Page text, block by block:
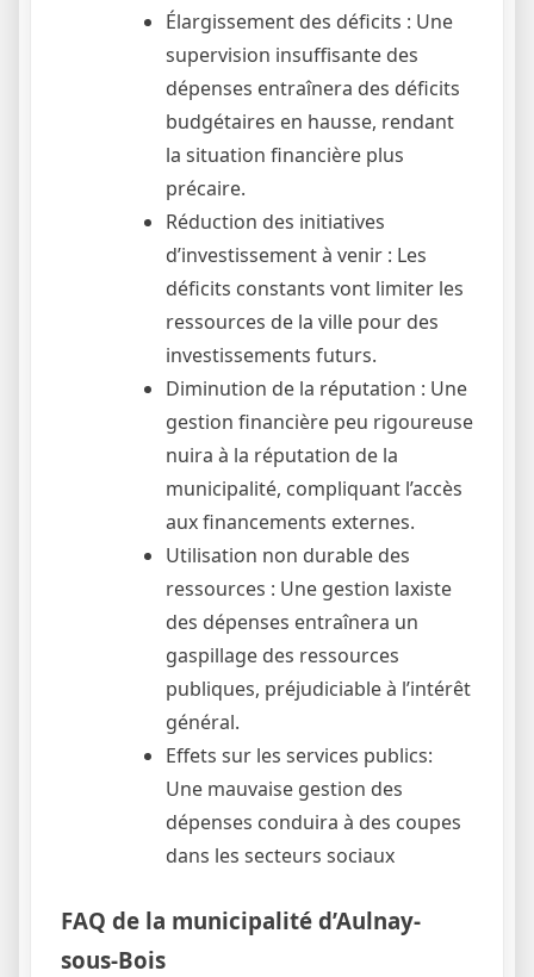
Élargissement des déficits : Une
supervision insuffisante des
dépenses entraînera des déficits
budgétaires en hausse, rendant
la situation financière plus
précaire.
Réduction des initiatives
d’investissement à venir : Les
déficits constants vont limiter les
ressources de la ville pour des
investissements futurs.
Diminution de la réputation : Une
gestion financière peu rigoureuse
nuira à la réputation de la
municipalité, compliquant l’accès
aux financements externes.
Utilisation non durable des
ressources : Une gestion laxiste
des dépenses entraînera un
gaspillage des ressources
publiques, préjudiciable à l’intérêt
général.
Effets sur les services publics:
Une mauvaise gestion des
dépenses conduira à des coupes
dans les secteurs sociaux
FAQ de la municipalité d’Aulnay-
sous-Bois